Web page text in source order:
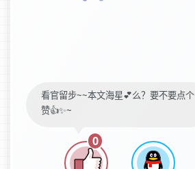
看官留步~~本文海星💕么？要不要点个
赞👍✨~
0